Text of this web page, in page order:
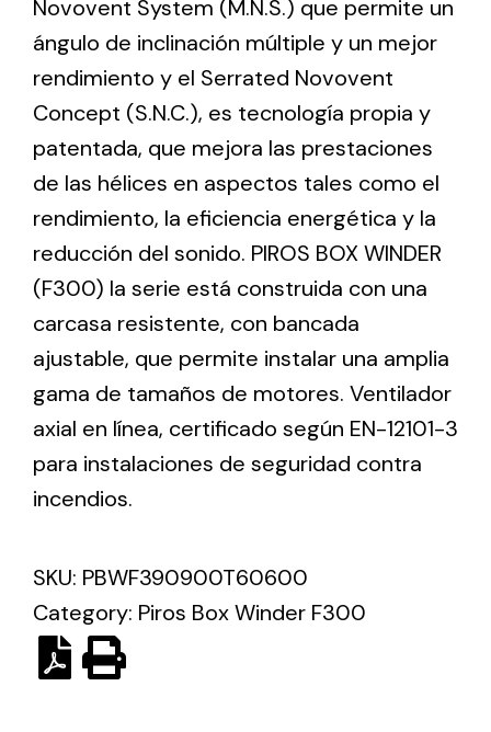
different uses
Iluminación Solar
Variedad de soluciones solares para todo tipo
de necesidades.
Solar lighting
Variety of solar solutions for all kinds of needs.
Novovent System (M.N.S.) que permite un
ángulo de inclinación múltiple y un mejor
rendimiento y el Serrated Novovent
Concept (S.N.C.), es tecnología propia y
patentada, que mejora las prestaciones
de las hélices en aspectos tales como el
rendimiento, la eficiencia energética y la
reducción del sonido. PIROS BOX WINDER
(F300) la serie está construida con una
carcasa resistente, con bancada
ajustable, que permite instalar una amplia
gama de tamaños de motores. Ventilador
axial en línea, certificado según EN-12101-3
para instalaciones de seguridad contra
incendios.
SKU: PBWF390900T60600
Category: Piros Box Winder F300